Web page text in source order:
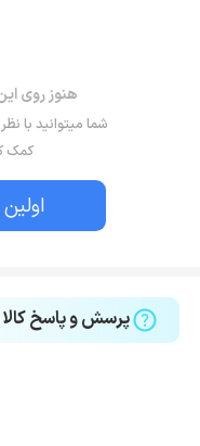
هنوز روی
شما میتوانید با
کمک
پرسش و پاسخ کالا